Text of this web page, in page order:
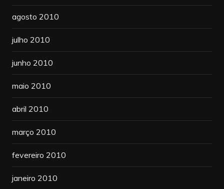
agosto 2010
julho 2010
junho 2010
maio 2010
abril 2010
março 2010
fevereiro 2010
janeiro 2010